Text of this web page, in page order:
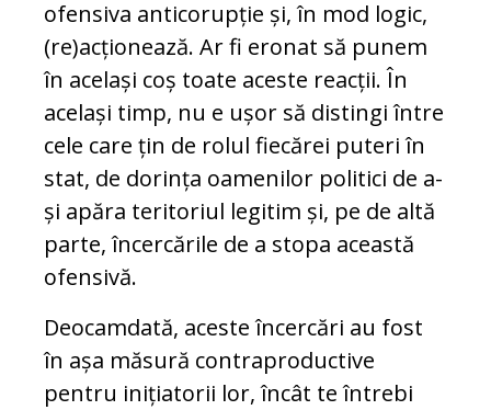
ofensiva anticorupție și, în mod lo­gic,
(re)acționează. Ar fi eronat să punem
în același coș toate aceste re­ac­ții. În
același timp, nu e ușor să distingi între
cele ca­re țin de rolul fiecărei puteri în
stat, de dorința oamenilor politici de a-
și apăra teritoriul le­gi­tim și, pe de altă
parte, în­cer­cările de a stopa această
ofen­sivă.
Deocamdată, aceste încercări au fost
în așa măsură co­n­tra­productive
pentru inițiatorii lor, încât te în­trebi